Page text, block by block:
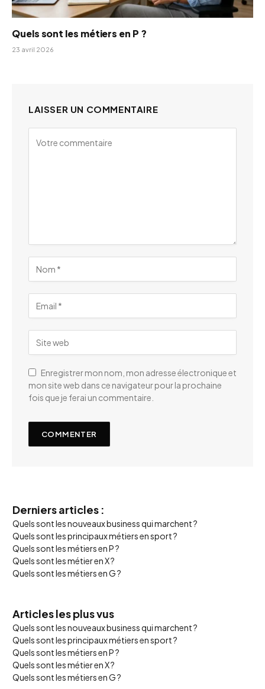
Quels sont les métiers en P ?
23 avril 2026
LAISSER UN COMMENTAIRE
Enregistrer mon nom, mon adresse électronique et
mon site web dans ce navigateur pour la prochaine
fois que je ferai un commentaire.
Derniers articles :
Quels sont les nouveaux business qui marchent ?
Quels sont les principaux métiers en sport ?
Quels sont les métiers en P ?
Quels sont les métier en X ?
Quels sont les métiers en G ?
Articles les plus vus
Quels sont les nouveaux business qui marchent ?
Quels sont les principaux métiers en sport ?
Quels sont les métiers en P ?
Quels sont les métier en X ?
Quels sont les métiers en G ?